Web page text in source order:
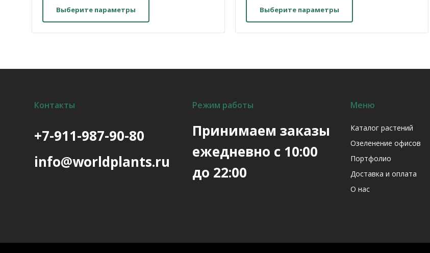
Выберите параметры
имеет
несколько
можно
Выберите параметры
имеет
несколько
можно
странице
Контакты
+7-911-987-90-80
info@worldplants.ru
Режим работы
Принимаем заказы
ежедневно с 10:00
до 22:00
Меню
Каталог растений
Озеленение офисов
Портфолио
Доставка и оплата
О нас